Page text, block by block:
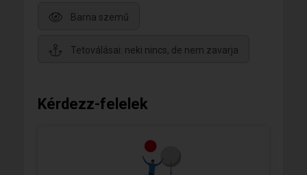
Barna szemű
Tetoválásai: neki nincs, de nem zavarja
Kérdezz-felelek